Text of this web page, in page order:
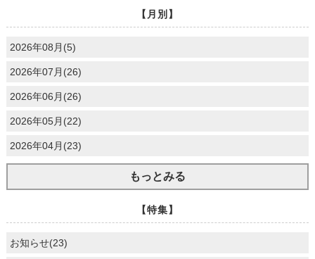
【月別】
2026年08月(5)
2026年07月(26)
2026年06月(26)
2026年05月(22)
2026年04月(23)
もっとみる
【特集】
お知らせ(23)